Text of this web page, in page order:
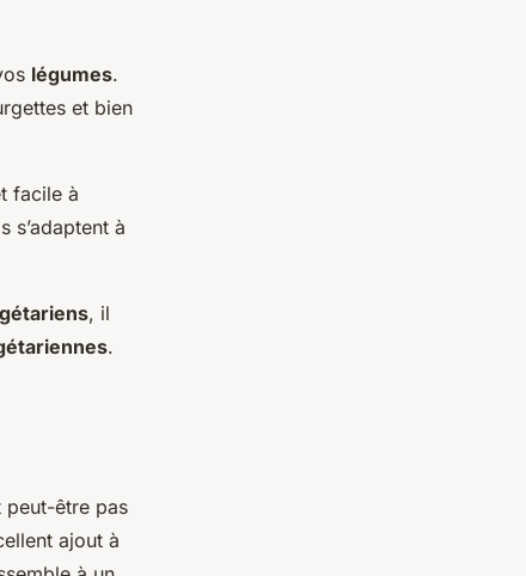
légumes.
et bien
facile à
s’adaptent à
, il
.
peut-être pas
ajout à